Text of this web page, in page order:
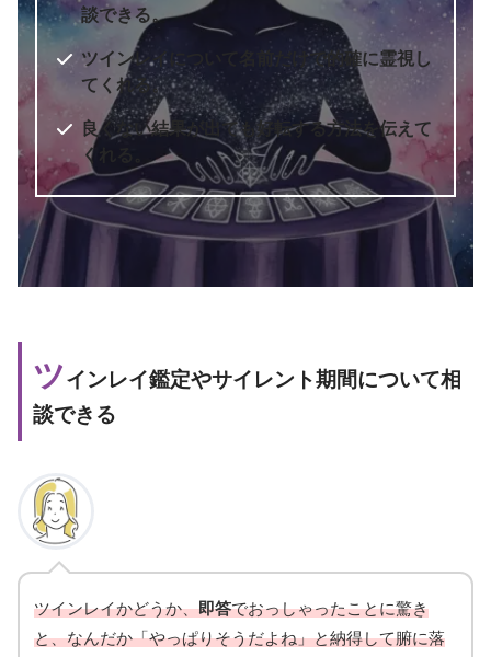
談できる。
ツインレイについて名前だけで的確に霊視し
てくれる。
良くない結果が出ても好転する方法を伝えて
くれる。
ツインレイ鑑定やサイレント期間について相
談できる
ツインレイかどうか、即答でおっしゃったことに驚き
と、なんだか「やっぱりそうだよね」と納得して腑に落